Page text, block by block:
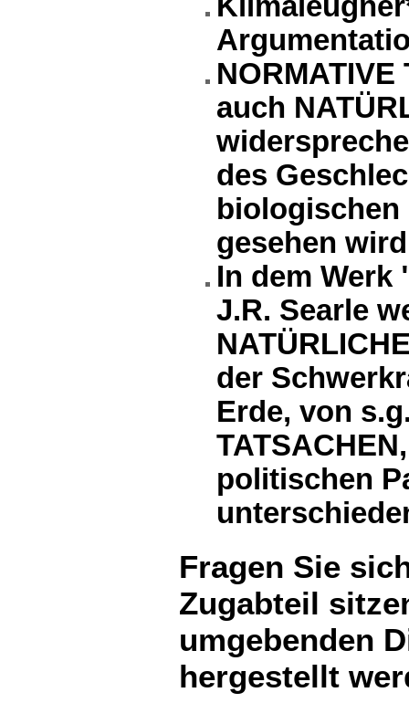
auch
des
biologischen
gesehen
In dem
J.R. Searle
der
Erde, von
politischen
Fragen Sie
Zugabteil
umgebenden
hergestellt